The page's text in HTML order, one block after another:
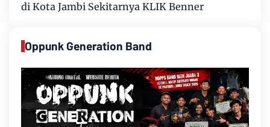
di Kota Jambi Sekitarnya KLIK Benner
Oppunk Generation Band